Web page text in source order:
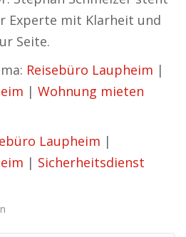
Experte mit Klarheit und
Seite.
Reisebüro Laupheim |
| Wohnung mieten
Laupheim |
| Sicherheitsdienst